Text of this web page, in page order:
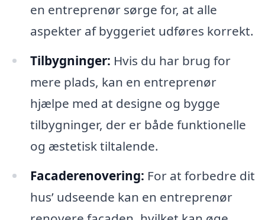
en entreprenør sørge for, at alle
aspekter af byggeriet udføres korrekt.
Tilbygninger: Hvis du har brug for
mere plads, kan en entreprenør
hjælpe med at designe og bygge
tilbygninger, der er både funktionelle
og æstetisk tiltalende.
Facaderenovering: For at forbedre dit
hus’ udseende kan en entreprenør